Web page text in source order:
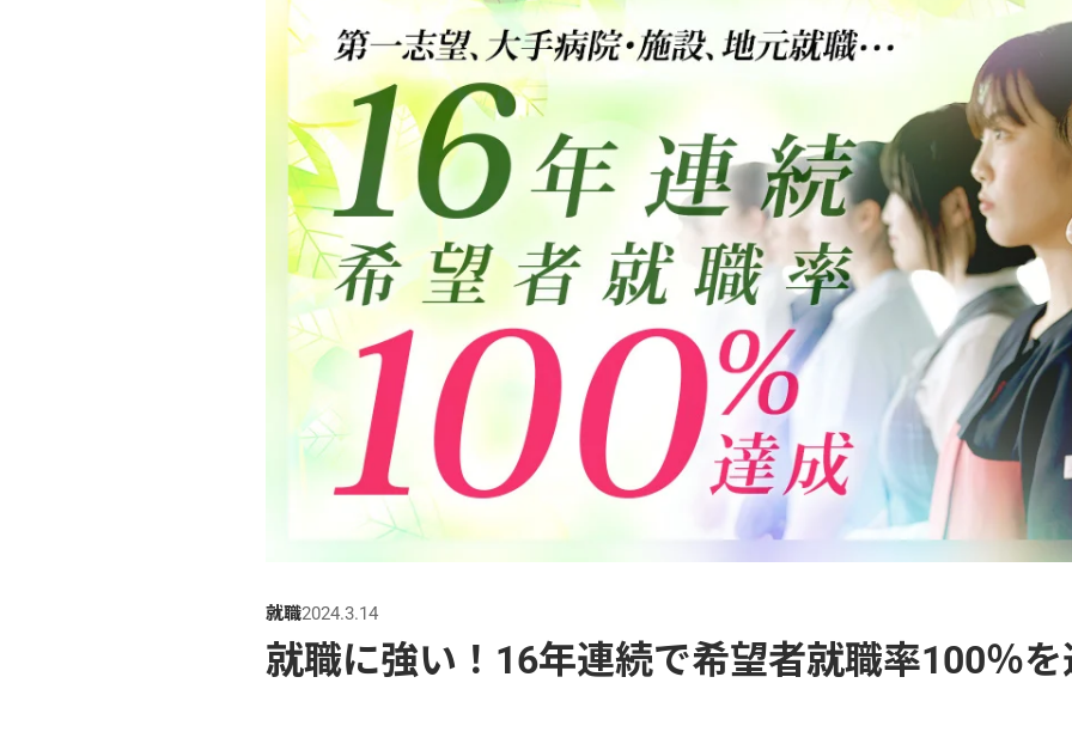
就職2024.3.14
就職に強い！16年連続で希望者就職率100％